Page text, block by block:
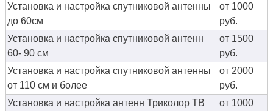
Установка и настройка спутниковой антенны
до 60см
от 1000
руб.
Установка и настройка спутниковой антенн
60- 90 см
от 1500
руб.
Установка и настройка спутниковой антенны
от 110 см и более
от 2000
руб.
Установка и настройка антенн Триколор ТВ
от 1000